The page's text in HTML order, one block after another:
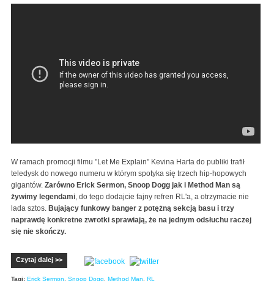
W ramach promocji filmu "Let Me Explain" Kevina Harta do publiki trafił
teledysk do nowego numeru w którym spotyka się trzech hip-hopowych
gigantów. Zarówno Erick Sermon, Snoop Dogg jak i Method Man są
żywimy legendami , do tego dodajcie fajny refren RL'a, a otrzymacie nie
lada sztos. Bujający funkowy banger z potężną sekcją basu i trzy
naprawdę konkretne zwrotki sprawiają, że na jednym odsłuchu raczej
się nie skończy.
Czytaj dalej >>
Tagi: Erick Sermon Snoop Dogg Method Man RL